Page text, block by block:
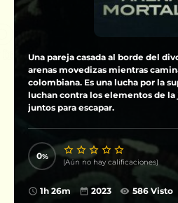
Una pareja casada al borde del
arenas movedizas mientras
colombiana. Es una lucha por la
luchan contra los elementos de
juntos para escapar.
0
(Aún no hay calificaciones)
1h 26m 2023 586 Visto